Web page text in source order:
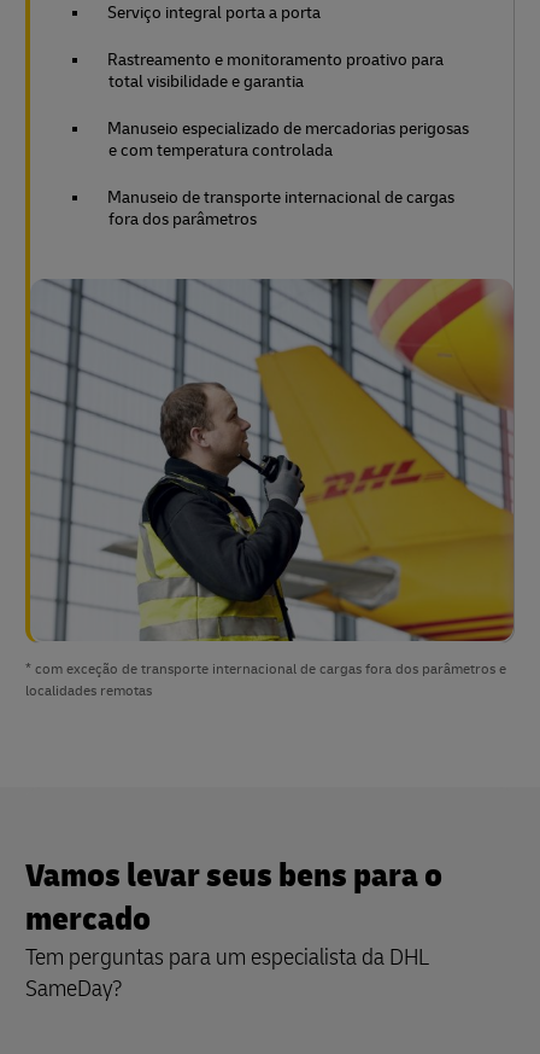
Serviço integral porta a porta
Rastreamento e monitoramento proativo para
total visibilidade e garantia
Manuseio especializado de mercadorias perigosas
e com temperatura controlada
Manuseio de transporte internacional de cargas
fora dos parâmetros
* com exceção de transporte internacional de cargas fora dos parâmetros e
localidades remotas
Vamos levar seus bens para o
mercado
Tem perguntas para um especialista da DHL
SameDay?